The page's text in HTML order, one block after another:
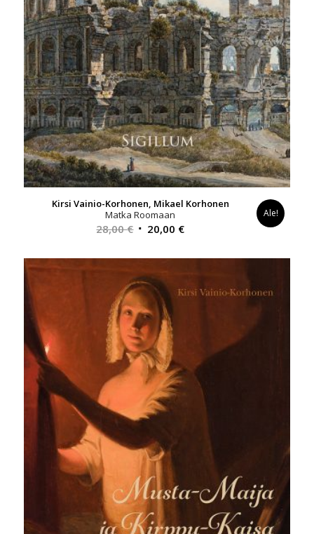
Kirsi Vainio-Korhonen, Mikael Korhonen
Matka Roomaan
28,00€ Alkuperäinen
oli:
28,00 €.
20,00 €Nykyinen
on:
Ale!